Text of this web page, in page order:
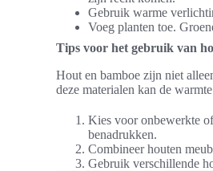
Gebruik warme
Voeg planten toe.
Tips voor het gebruik van
Hout en bamboe zijn niet
deze materialen kan de
Kies voor onbewerkte
benadrukken.
Combineer houten
Gebruik verschillende